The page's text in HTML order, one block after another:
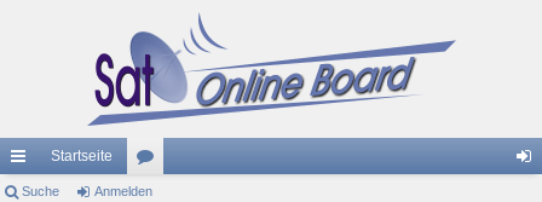
ch
Startseite
or
Suche Anmelden